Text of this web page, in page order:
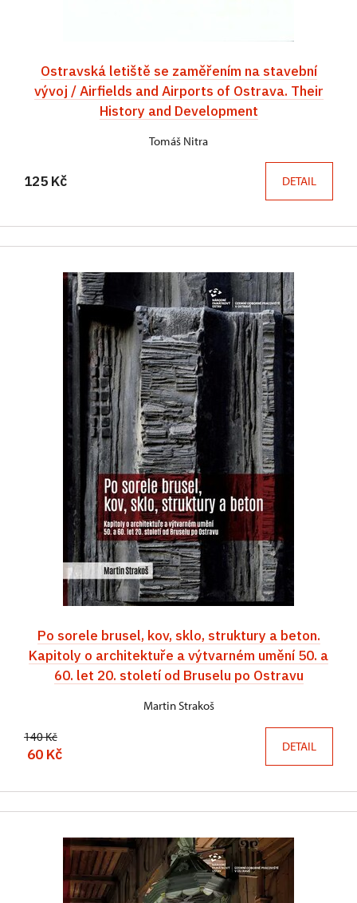
Ostravská letiště se zaměřením na stavební
vývoj / Airfields and Airports of Ostrava. Their
History and Development
Tomáš Nitra
125 Kč DETAIL
Po sorele brusel, kov, sklo, struktury a beton.
Kapitoly o architektuře a výtvarném umění 50. a
60. let 20. století od Bruselu po Ostravu
Martin Strakoš
140 Kč
60 Kč DETAIL